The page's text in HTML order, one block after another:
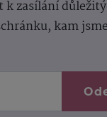
k zasílání
kam